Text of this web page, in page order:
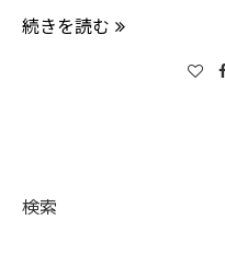
続きを読む
検索